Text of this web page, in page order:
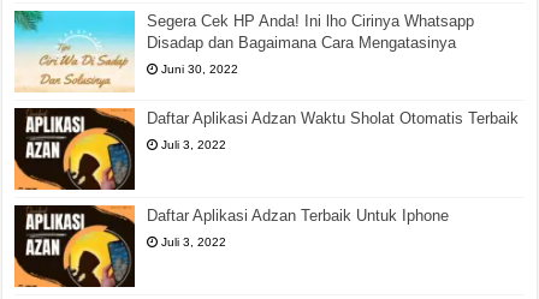
Segera Cek HP Anda! Ini lho Cirinya Whatsapp
Disadap dan Bagaimana Cara Mengatasinya
Juni 30, 2022
Daftar Aplikasi Adzan Waktu Sholat Otomatis Terbaik
Juli 3, 2022
Daftar Aplikasi Adzan Terbaik Untuk Iphone
Juli 3, 2022